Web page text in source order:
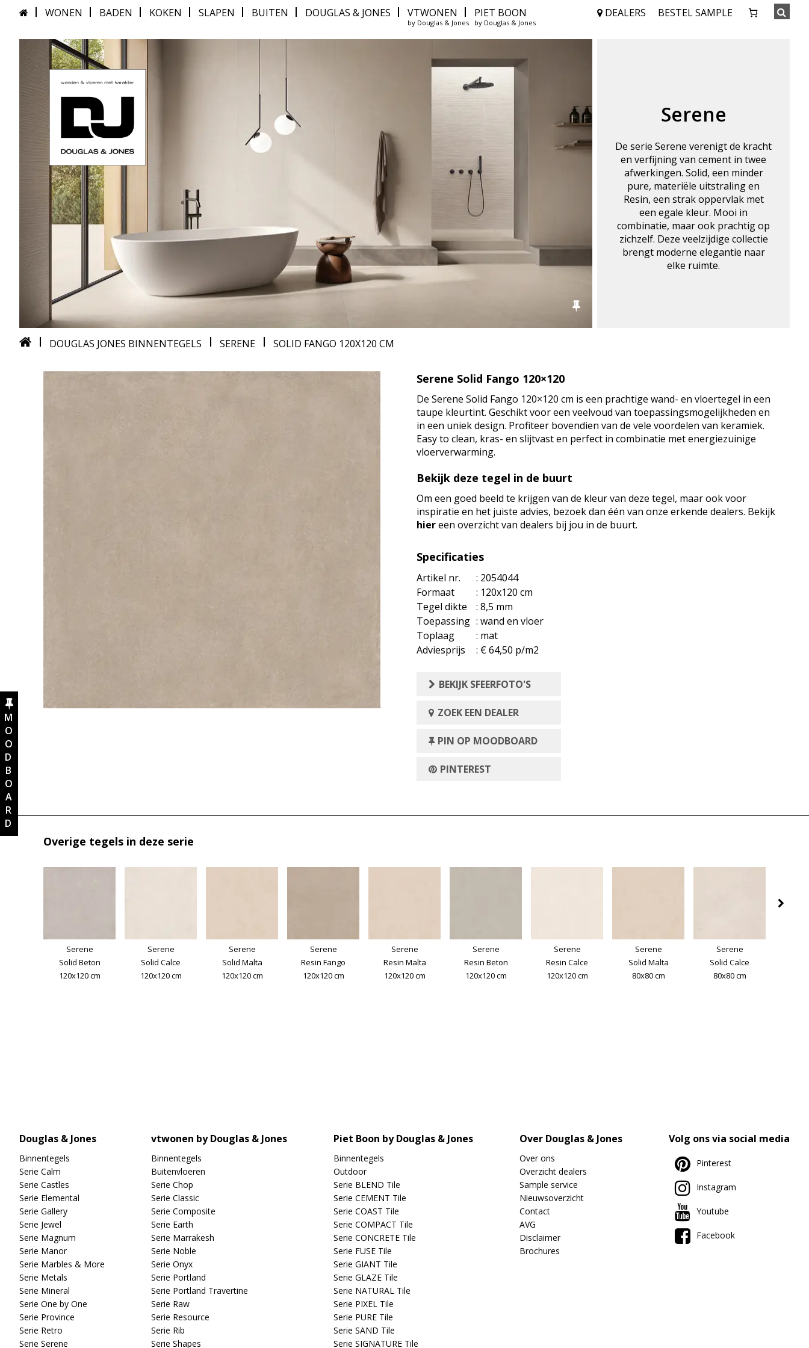
WONEN BADEN KOKEN SLAPEN BUITEN DOUGLAS & JONES VTWONEN
by Douglas & Jones
PIET BOON
by Douglas & Jones
DEALERS BESTEL SAMPLE
Serene
De serie Serene verenigt de kracht
en verfijning van cement in twee
afwerkingen. Solid, een minder
pure, materiële uitstraling en
Resin, een strak oppervlak met
een egale kleur. Mooi in
combinatie, maar ook prachtig op
zichzelf. Deze veelzijdige collectie
brengt moderne elegantie naar
elke ruimte.
DOUGLAS JONES BINNENTEGELS SERENE SOLID FANGO 120X120 CM
Serene Solid Fango 120×120
De Serene Solid Fango 120×120 cm is een prachtige wand- en vloertegel in een
taupe kleurtint. Geschikt voor een veelvoud van toepassingsmogelijkheden en
in een uniek design. Profiteer bovendien van de vele voordelen van keramiek.
Easy to clean, kras- en slijtvast en perfect in combinatie met energiezuinige
vloerverwarming.
Bekijk deze tegel in de buurt
Om een goed beeld te krijgen van de kleur van deze tegel, maar ook voor
inspiratie en het juiste advies, bezoek dan één van onze erkende dealers. Bekijk
hiereen overzicht van dealers bij jou in de buurt.
Specificaties
Artikel nr.
: 2054044
Formaat
: 120x120 cm
Tegel dikte
: 8,5 mm
Toepassing : wand en vloer
Toplaag
: mat
Adviesprijs
: € 64,50 p/m2
BEKIJK SFEERFOTO'S
ZOEK EEN DEALER
PIN OP MOODBOARD
PINTEREST
Overige tegels in deze serie
Serene
Solid Beton
120x120 cm
Serene
Solid Calce
120x120 cm
Serene
Solid Malta
120x120 cm
Serene
Resin Fango
120x120 cm
Serene
Resin Malta
120x120 cm
Serene
Resin Beton
120x120 cm
Serene
Resin Calce
120x120 cm
Serene
Solid Malta
80x80 cm
Serene
Solid Calce
80x80 cm
Douglas & Jones
Binnentegels
Serie Calm
Serie Castles
Serie Elemental
Serie Gallery
Serie Jewel
Serie Magnum
Serie Manor
Serie Marbles & More
Serie Metals
Serie Mineral
Serie One by One
Serie Province
Serie Retro
Serie Serene
vtwonen by Douglas & Jones
Binnentegels
Buitenvloeren
Serie Chop
Serie Classic
Serie Composite
Serie Earth
Serie Marrakesh
Serie Noble
Serie Onyx
Serie Portland
Serie Portland Travertine
Serie Raw
Serie Resource
Serie Rib
Serie Shapes
Piet Boon by Douglas & Jones
Binnentegels
Outdoor
Serie BLEND Tile
Serie CEMENT Tile
Serie COAST Tile
Serie COMPACT Tile
Serie CONCRETE Tile
Serie FUSE Tile
Serie GIANT Tile
Serie GLAZE Tile
Serie NATURAL Tile
Serie PIXEL Tile
Serie PURE Tile
Serie SAND Tile
Serie SIGNATURE Tile
Over Douglas & Jones
Over ons
Overzicht dealers
Sample service
Nieuwsoverzicht
Contact
AVG
Disclaimer
Brochures
Volg ons via social media
Pinterest
Instagram
Youtube
Facebook
MOODBOARD